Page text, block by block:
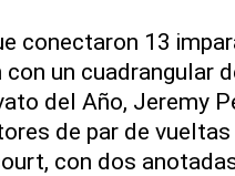
conectaron 13
un cuadrangular
del Año, Jeremy
de par de
con dos